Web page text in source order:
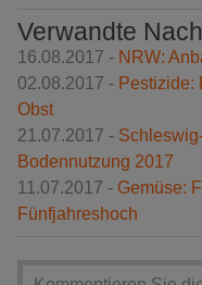
Verwandte
16.08.2017 - NRW:
02.08.2017 - Pestizide:
Obst
21.07.2017 -
Bodennutzung 2017
11.07.2017 - Gemüse:
Fünfjahreshoch